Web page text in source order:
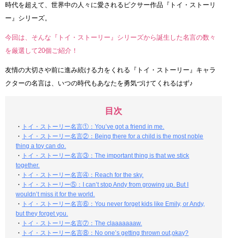
時代を超えて、世界中の人々に愛されるピクサー作品『トイ・ストーリ
ー』シリーズ。
今回は、そんな『トイ・ストーリー』シリーズから誕生した名言の数々
を厳選して20個ご紹介！
友情の大切さや前に進み続ける力をくれる『トイ・ストーリー』キャラ
クターの名言は、いつの時代もあなたを勇気づけてくれるはず♪
目次
・
トイ・ストーリー名言①：You’ve got a friend in me.
・
トイ・ストーリー名言②：Being there for a child is the most noble
thing a toy can do.
・
トイ・ストーリー名言③：The important thing is that we stick
together.
・
トイ・ストーリー名言④：Reach for the sky.
・
トイ・ストーリー⑤：I can’t stop Andy from growing up. But I
wouldn’t miss it for the world.
・
トイ・ストーリー名言⑥：You never forget kids like Emily, or Andy,
but they forget you.
・
トイ・ストーリー名言⑦：The claaaaaaaw.
・
トイ・ストーリー名言⑧：No one’s getting thrown out,okay?